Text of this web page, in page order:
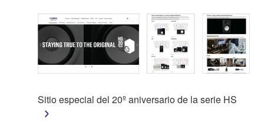
Sitio especial del 20º aniversario de la serie HS